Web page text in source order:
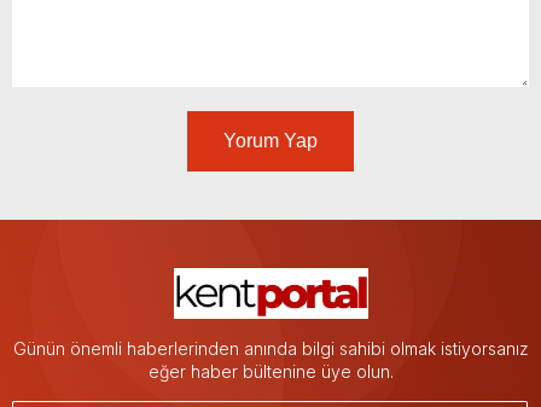
Yorum Yap
Günün önemli haberlerinden anında bilgi sahibi olmak istiyorsanız
eğer haber bültenine üye olun.